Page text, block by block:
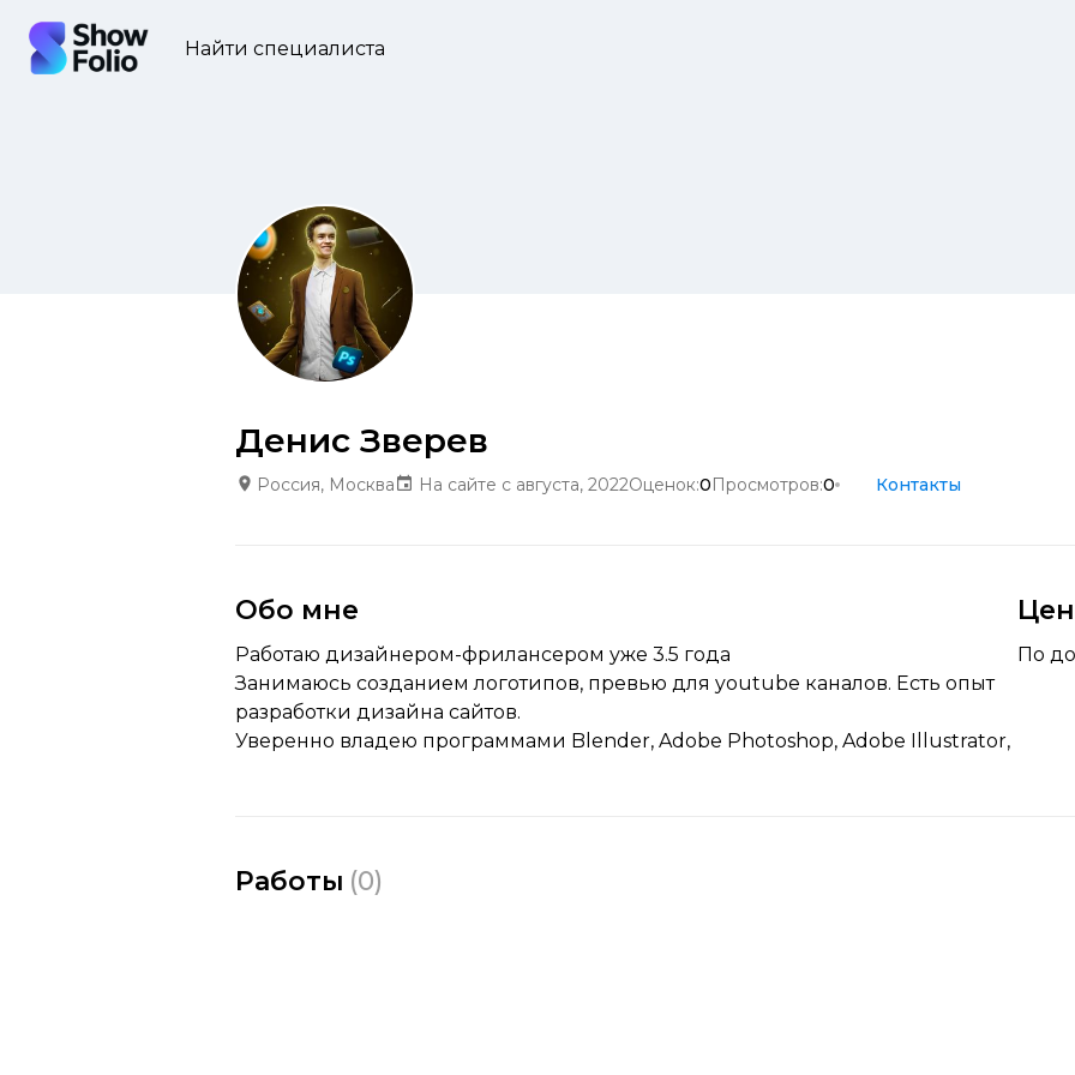
Найти специалиста
Денис Зверев
Россия, Москва На сайте с августа, 2022Оценок:0Просмотров:0 Контакты
Обо мне
Работаю дизайнером-фрилансером уже 3.5 года
Занимаюсь созданием логотипов, превью для youtube каналов. Есть опыт
разработки дизайна сайтов.
Уверенно владею программами Blender, Adobe Photoshop, Adobe Illustrator,
По
Работы (0)